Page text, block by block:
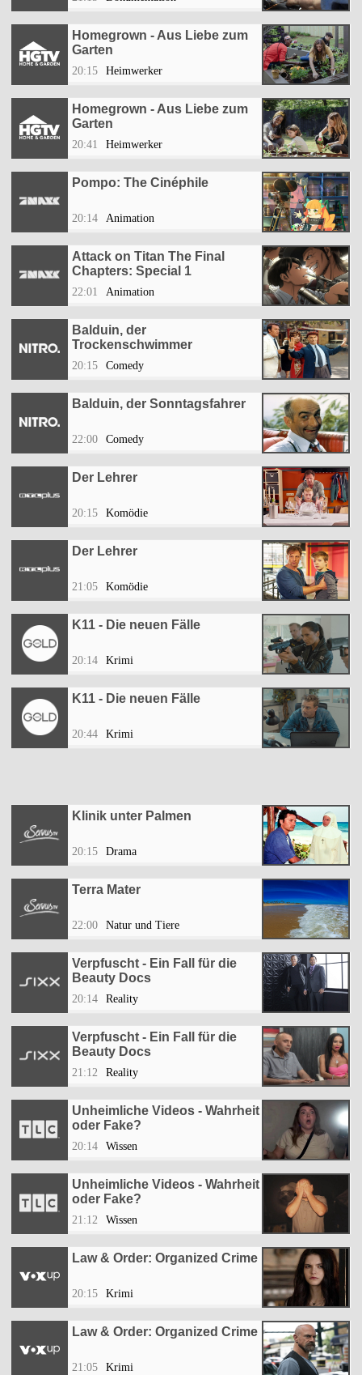
Homegrown - Aus Liebe zum
Garten
20:15 Heimwerker
Homegrown - Aus Liebe zum
Garten
20:41 Heimwerker
Pompo: The Cinéphile
20:14 Animation
Attack on Titan The Final
Chapters: Special 1
22:01 Animation
Balduin, der
Trockenschwimmer
20:15 Comedy
Balduin, der Sonntagsfahrer
22:00 Comedy
Der Lehrer
20:15 Komödie
Der Lehrer
21:05 Komödie
K11 - Die neuen Fälle
20:14 Krimi
K11 - Die neuen Fälle
20:44 Krimi
Klinik unter Palmen
20:15 Drama
Terra Mater
22:00 Natur und Tiere
Verpfuscht - Ein Fall für die
Beauty Docs
20:14 Reality
Verpfuscht - Ein Fall für die
Beauty Docs
21:12 Reality
Unheimliche Videos - Wahrheit
oder Fake?
20:14 Wissen
Unheimliche Videos - Wahrheit
oder Fake?
21:12 Wissen
Law & Order: Organized Crime
20:15 Krimi
Law & Order: Organized Crime
21:05 Krimi